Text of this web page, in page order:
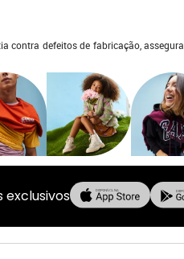
defeitos de fabricação,